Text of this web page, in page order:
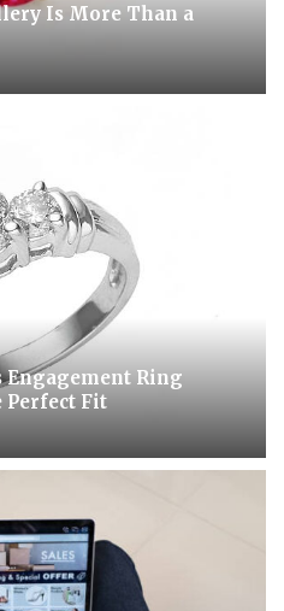
Is More Than a
Engagement Ring
Perfect Fit